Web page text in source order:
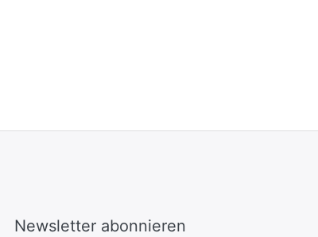
Newsletter abonnieren